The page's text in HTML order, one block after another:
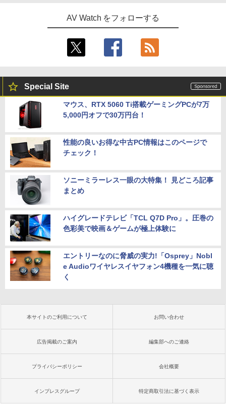
AV Watch をフォローする
Special Site
マウス、RTX 5060 Ti搭載ゲーミングPCが7万
5,000円オフで30万円台！
性能の良いお得な中古PC情報はこのページで
チェック！
ソニーミラーレス一眼の大特集！ 見どころ記事
まとめ
ハイグレードテレビ「TCL Q7D Pro」。圧巻の
色彩美で映画＆ゲームが極上体験に
エントリーなのに脅威の実力!「Osprey」Nobl
e Audioワイヤレスイヤフォン4機種を一気に聴
く
本サイトのご利用について お問い合わせ
広告掲載のご案内 編集部へのご連絡
プライバシーポリシー 会社概要
インプレスグループ 特定商取引法に基づく表示